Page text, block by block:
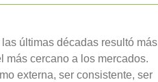
últimas décadas resultó más
más cercano a los mercados.
externa, ser consistente, ser